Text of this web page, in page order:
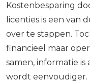
Kostenbesparing
licenties is een van
over te stappen.
financieel maar
samen, informatie
wordt eenvoudiger.